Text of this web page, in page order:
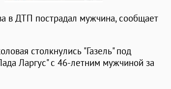
в ДТП пострадал мужчина, сообщает
столкнулись "Газель" под
Ларгус" с 46-летним мужчиной за